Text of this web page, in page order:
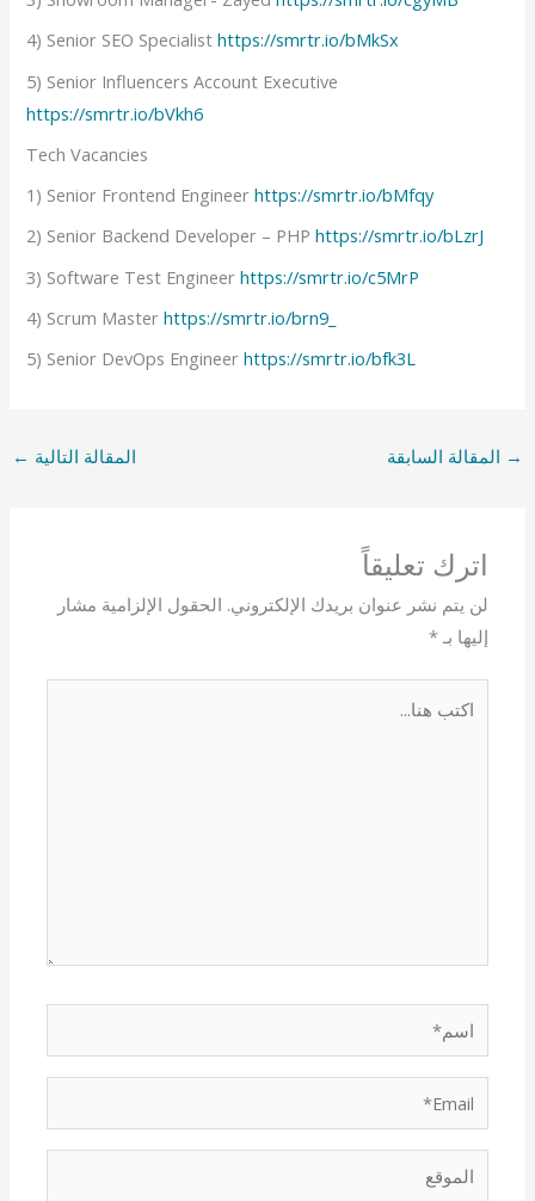
4) Senior SEO Specialisthttps://smrtr.io/bMkSx
5) Senior Influencers Account Executive
https://smrtr.io/bVkh6
Tech Vacancies
1) Senior Frontend Engineerhttps://smrtr.io/bMfqy
2) Senior Backend Developer – PHPhttps://smrtr.io/bLzrJ
3) Software Test Engineerhttps://smrtr.io/c5MrP
4) Scrum Masterhttps://smrtr.io/brn9_
5) Senior DevOps Engineerhttps://smrtr.io/bfk3L
→ المقالة السابقة المقالة التالية ←
اترك تعليقاً
لن يتم نشر عنوان بريدك الإلكتروني. الحقول الإلزامية مشار
إليها بـ*
اسم*
Email*
الموقع